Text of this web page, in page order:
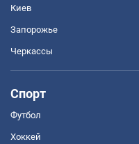
Киев
Запорожье
Черкассы
Спорт
Футбол
Хоккей